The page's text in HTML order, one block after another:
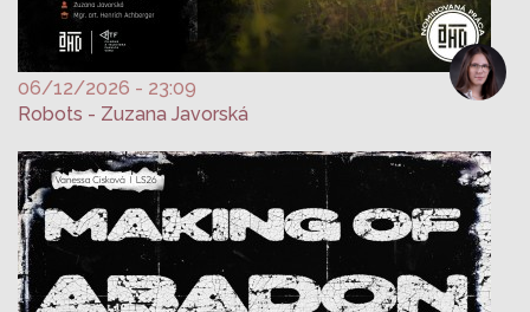
06/12/2026 - 23:09
Robots - Zuzana Javorská